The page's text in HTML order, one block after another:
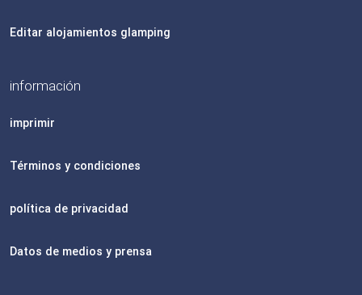
Editar alojamientos glamping
información
imprimir
Términos y condiciones
política de privacidad
Datos de medios y prensa